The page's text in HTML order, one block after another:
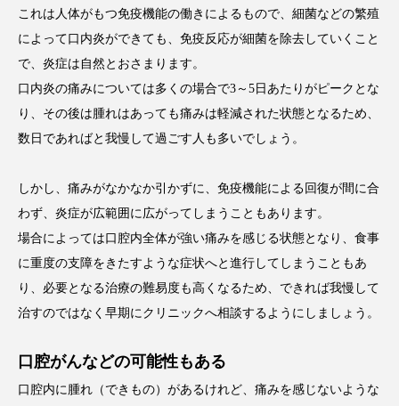
これは人体がもつ免疫機能の働きによるもので、細菌などの繁殖
によって口内炎ができても、免疫反応が細菌を除去していくこと
で、炎症は自然とおさまります。
口内炎の痛みについては多くの場合で3～5日あたりがピークとな
り、その後は腫れはあっても痛みは軽減された状態となるため、
数日であればと我慢して過ごす人も多いでしょう。
しかし、痛みがなかなか引かずに、免疫機能による回復が間に合
わず、炎症が広範囲に広がってしまうこともあります。
場合によっては口腔内全体が強い痛みを感じる状態となり、食事
に重度の支障をきたすような症状へと進行してしまうこともあ
り、必要となる治療の難易度も高くなるため、できれば我慢して
治すのではなく早期にクリニックへ相談するようにしましょう。
口腔がんなどの可能性もある
口腔内に腫れ（できもの）があるけれど、痛みを感じないような